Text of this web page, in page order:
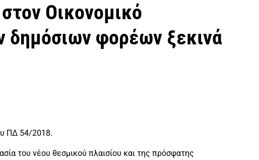
Οικονομικό
δημόσιων φορέων ξεκινά
ΠΔ 54/2018.
του νέου θεσμικού πλαισίου και της πρόσφατης